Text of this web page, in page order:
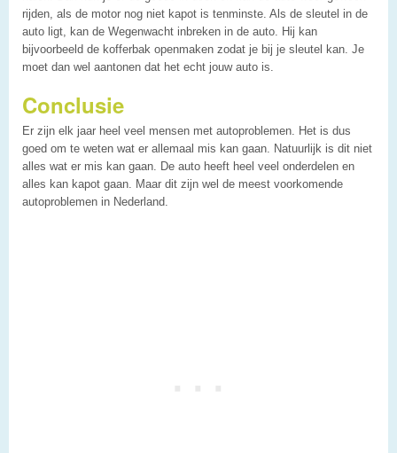
rijden, als de motor nog niet kapot is tenminste. Als de sleutel in de
auto ligt, kan de Wegenwacht inbreken in de auto. Hij kan
bijvoorbeeld de kofferbak openmaken zodat je bij je sleutel kan. Je
moet dan wel aantonen dat het echt jouw auto is.
Conclusie
Er zijn elk jaar heel veel mensen met autoproblemen. Het is dus
goed om te weten wat er allemaal mis kan gaan. Natuurlijk is dit niet
alles wat er mis kan gaan. De auto heeft heel veel onderdelen en
alles kan kapot gaan. Maar dit zijn wel de meest voorkomende
autoproblemen in Nederland.